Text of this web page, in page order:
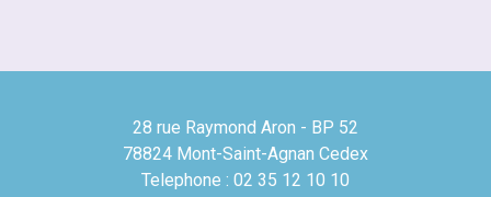
28 rue Raymond Aron - BP 52
78824 Mont-Saint-Agnan Cedex
Telephone : 02 35 12 10 10